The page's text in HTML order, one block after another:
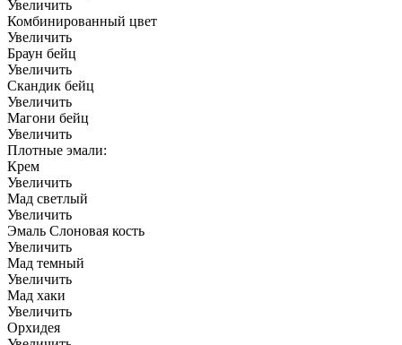
Увеличить
Комбинированный цвет
Увеличить
Браун бейц
Увеличить
Скандик бейц
Увеличить
Магони бейц
Увеличить
Плотные эмали:
Крем
Увеличить
Мад светлый
Увеличить
Эмаль Слоновая кость
Увеличить
Мад темный
Увеличить
Мад хаки
Увеличить
Орхидея